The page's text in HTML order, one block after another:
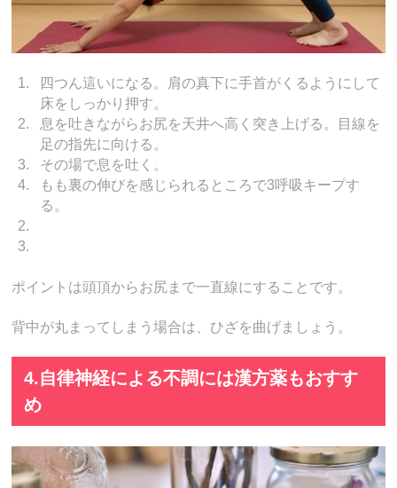
四つん這いになる。肩の真下に手首がくるようにして
床をしっかり押す。
息を吐きながらお尻を天井へ高く突き上げる。目線を
足の指先に向ける。
その場で息を吐く。
もも裏の伸びを感じられるところで3呼吸キープす
る。
ポイントは頭頂からお尻まで一直線にすることです。
背中が丸まってしまう場合は、ひざを曲げましょう。
4.自律神経による不調には漢方薬もおすす
め